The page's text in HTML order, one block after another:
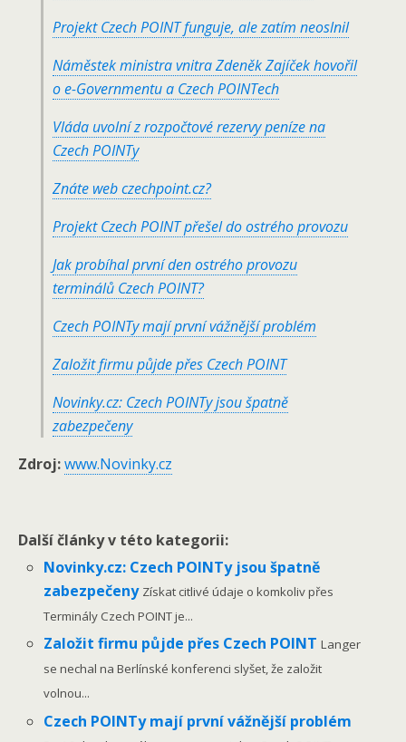
Projekt Czech POINT funguje, ale zatím neoslnil
Náměstek ministra vnitra Zdeněk Zajíček hovořil
o e-Governmentu a Czech POINTech
Vláda uvolní z rozpočtové rezervy peníze na
Czech POINTy
Znáte web czechpoint.cz?
Projekt Czech POINT přešel do ostrého provozu
Jak probíhal první den ostrého provozu
terminálů Czech POINT?
Czech POINTy mají první vážnější problém
Založit firmu půjde přes Czech POINT
Novinky.cz: Czech POINTy jsou špatně
zabezpečeny
Zdroj:www.Novinky.cz
Další články v této kategorii:
Novinky.cz: Czech POINTy jsou špatně
zabezpečeny Získat citlivé údaje o komkoliv přes
Terminály Czech POINT je...
Založit firmu půjde přes Czech POINTLanger
se nechal na Berlínské konferenci slyšet, že založit
volnou...
Czech POINTy mají první vážnější problém